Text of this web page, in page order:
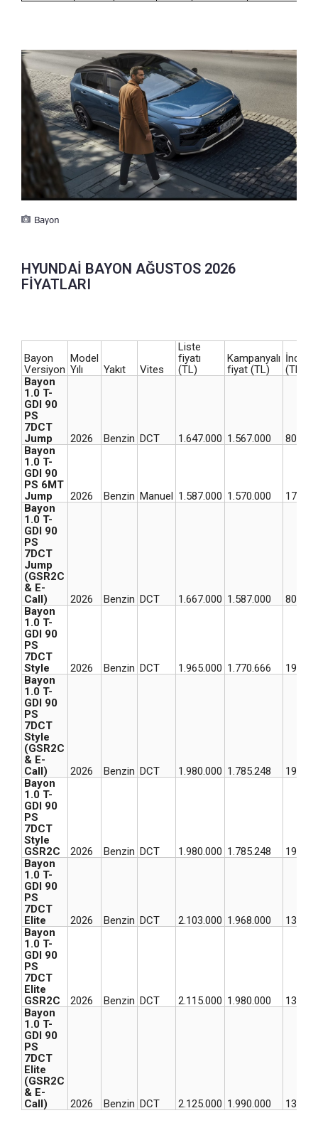
Bayon
HYUNDAİ BAYON AĞUSTOS 2026
FİYATLARI
Bayon
Versiyon
Model
Yılı
Yakıt Vites
Liste
fiyatı
(TL)
Kampanyalı
fiyat (TL)
İndirim
(TL)
Bayon
1.0 T-
GDI 90
PS
7DCT
Jump
2026 Benzin DCT 1.647.000 1.567.000
80.000
Bayon
1.0 T-
GDI 90
PS 6MT
Jump
2026 Benzin Manuel 1.587.000 1.570.000
17.000
Bayon
1.0 T-
GDI 90
PS
7DCT
Jump
(GSR2C
& E-
Call)
2026 Benzin DCT 1.667.000 1.587.000
80.000
Bayon
1.0 T-
GDI 90
PS
7DCT
Style
2026 Benzin DCT 1.965.000 1.770.666
Bayon
1.0 T-
GDI 90
PS
7DCT
Style
(GSR2C
& E-
Call)
2026 Benzin DCT 1.980.000 1.785.248
Bayon
1.0 T-
GDI 90
PS
7DCT
Style
GSR2C
2026 Benzin DCT 1.980.000 1.785.248
Bayon
1.0 T-
GDI 90
PS
7DCT
Elite
2026 Benzin DCT 2.103.000 1.968.000
Bayon
1.0 T-
GDI 90
PS
7DCT
Elite
GSR2C
2026 Benzin DCT 2.115.000 1.980.000
Bayon
1.0 T-
GDI 90
PS
7DCT
Elite
(GSR2C
& E-
Call)
2026 Benzin DCT 2.125.000 1.990.000